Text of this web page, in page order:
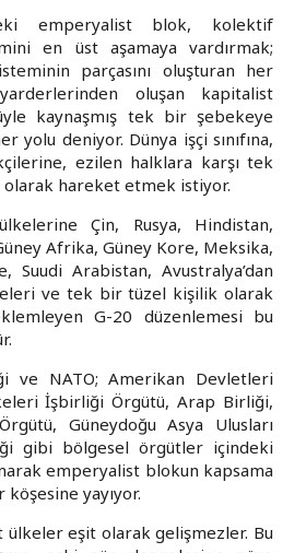
emperyalist blok, kolektif
en üst aşamaya vardırmak;
parçasını oluşturan her
oluşan kapitalist
kaynaşmış tek bir şebekeye
yolu deniyor. Dünya işçi sınıfına,
ezilen halklara karşı tek
hareket etmek istiyor.
Çin, Rusya, Hindistan,
Afrika, Güney Kore, Meksika,
Suudi Arabistan, Avustralya’dan
ve tek bir tüzel kişilik olarak
G-20 düzenlemesi bu
ve NATO; Amerikan Devletleri
İşbirliği Örgütü, Arap Birliği,
Güneydoğu Asya Ulusları
gibi bölgesel örgütler içindeki
emperyalist blokun kapsama
köşesine yayıyor.
eşit olarak gelişmezler. Bu